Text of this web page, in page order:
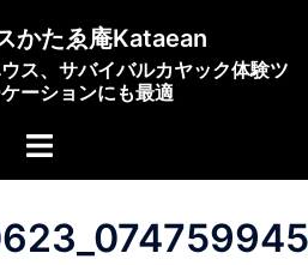
かたゑ庵Kataean
ス、サバイバルカヤック体験ツ
ーションにも最適
ト
メ